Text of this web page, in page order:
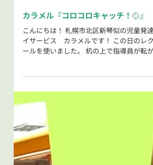
2025年8月22日
カラメル『コロコロキャッチ！🥎』
こんにちは！ 札幌市北区新琴似の児童発